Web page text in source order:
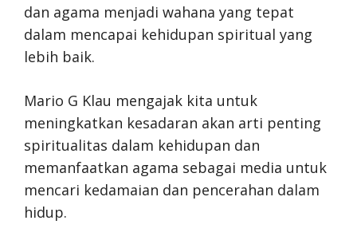
dan agama menjadi wahana yang tepat
dalam mencapai kehidupan spiritual yang
lebih baik.
Mario G Klau mengajak kita untuk
meningkatkan kesadaran akan arti penting
spiritualitas dalam kehidupan dan
memanfaatkan agama sebagai media untuk
mencari kedamaian dan pencerahan dalam
hidup.